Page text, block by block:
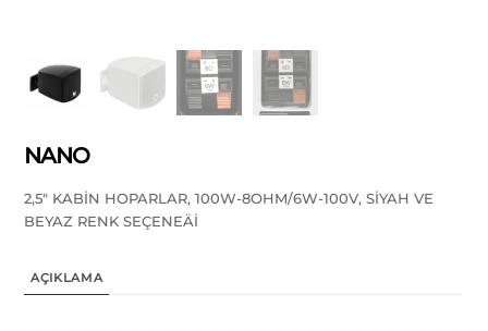
NANO
2,5″ KABİN HOPARLAR, 100W-8OHM/6W-100V, SİYAH VE
BEYAZ RENK SEÇENEÄİ
AÇIKLAMA